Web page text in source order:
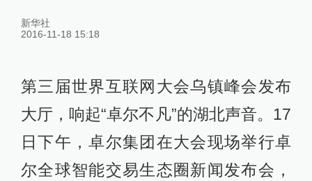
新华社
2016-11-18 15:18
第三届世界互联网大会乌镇峰会发布
大厅，响起“卓尔不凡”的湖北声音。17
日下午，卓尔集团在大会现场举行卓
尔全球智能交易生态圈新闻发布会，